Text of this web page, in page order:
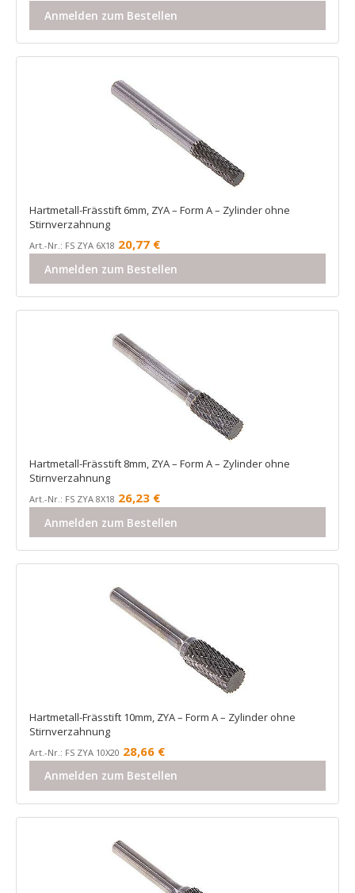
Anmelden zum Bestellen
Hartmetall-Frässtift 6mm, ZYA – Form A – Zylinder ohne
Stirnverzahnung
Art.-Nr.: FS ZYA 6X18 20,77 €
Anmelden zum Bestellen
Hartmetall-Frässtift 8mm, ZYA – Form A – Zylinder ohne
Stirnverzahnung
Art.-Nr.: FS ZYA 8X18 26,23 €
Anmelden zum Bestellen
Hartmetall-Frässtift 10mm, ZYA – Form A – Zylinder ohne
Stirnverzahnung
Art.-Nr.: FS ZYA 10X20 28,66 €
Anmelden zum Bestellen